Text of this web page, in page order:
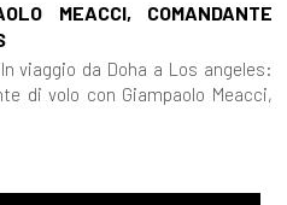
69
MEACCI, COMANDANTE
viaggio da Doha a Los angeles:
di volo con Giampaolo Meacci,